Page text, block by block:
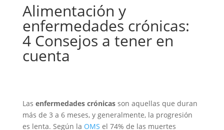
Alimentación y
enfermedades crónicas:
4 Consejos a tener en
cuenta
Las enfermedades crónicasson aquellas que duran
más de 3 a 6 meses, y generalmente, la progresión
es lenta. Según la OMS el 74% de las muertes